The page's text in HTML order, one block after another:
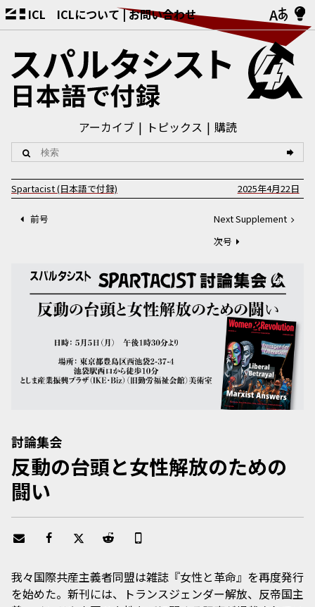
ICL ICLについて お問い合わせ
アーカイブ トピックス 購読
Spartacist (日本語で付録) 2025年4月22日
前号
Next Supplement
次号
討論集会
反動の台頭と女性解放のための
闘い
我々国際共産主義者同盟は雑誌『女性と革命』を再度発行
を始めた。新刊には、トランスジェンダー解放、反帝国主